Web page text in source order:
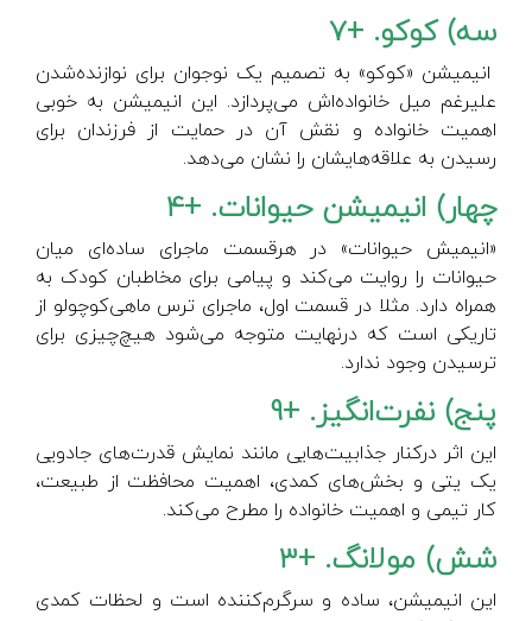
سه) کوکو. +7
انیمیشن «کوکو» به تصمیم یک نوجوان برای نوازنده‌شدن
علی‎رغم میل خانواده‌اش می‌پردازد. این انیمیشن به خوبی
اهمیت خانواده و نقش آن در حمایت از فرزندان برای
رسیدن به علاقه‌هایشان را نشان می‌دهد.
چهار) انیمیشن حیوانات. +4
«انیمیش حیوانات» در هرقسمت ماجرای ساده‌ای میان
حیوانات را روایت می‌کند و پیامی برای مخاطبان کودک به
همراه دارد. مثلا در قسمت اول، ماجرای ترس ماهی‌کوچولو از
تاریکی است که درنهایت متوجه می‌شود هیچ‌چیزی برای
ترسیدن وجود ندارد.
پنج) نفرت‌انگیز. +9
این اثر درکنار جذابیت‌هایی مانند نمایش قدرت‌های جادویی
یک یتی و بخش‌های کمدی، اهمیت محافظت از طبیعت،
کار تیمی و اهمیت خانواده را مطرح می‌کند.
شش) مولانگ. +3
این انیمیشن، ساده و سرگرم‌کننده است و لحظات کمدی